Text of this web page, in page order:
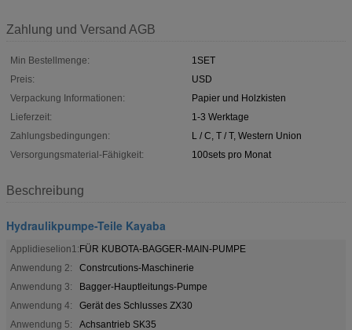
Zahlung und Versand AGB
Min Bestellmenge:
1SET
Preis:
USD
Verpackung Informationen:
Papier und Holzkisten
Lieferzeit:
1-3 Werktage
Zahlungsbedingungen:
L / C, T / T, Western Union
Versorgungsmaterial-Fähigkeit:
100sets pro Monat
Beschreibung
Hydraulikpumpe-Teile Kayaba
Applidieselion1:FÜR KUBOTA-BAGGER-MAIN-PUMPE
Anwendung 2:
Constrcutions-Maschinerie
Anwendung 3:
Bagger-Hauptleitungs-Pumpe
Anwendung 4:
Gerät des Schlusses ZX30
Anwendung 5:
Achsantrieb SK35